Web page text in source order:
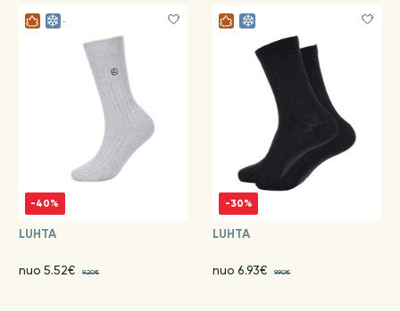
-40%
LUHTA
nuo 5.52€ 9.20€
-30%
LUHTA
nuo 6.93€ 9.90€